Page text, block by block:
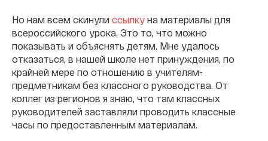
Но нам всем скинули ссылку на материалы для
всероссийского урока. Это то, что можно
показывать и объяснять детям. Мне удалось
отказаться, в нашей школе нет принуждения, по
крайней мере по отношению в учителям-
предметникам без классного руководства. От
коллег из регионов я знаю, что там классных
руководителей заставляли проводить классные
часы по предоставленным материалам.